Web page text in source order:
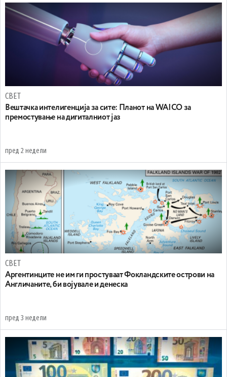
СВЕТ
Вештачка интелигенција за сите: Планот на WAICO за
премостување на дигиталниот јаз
пред 2 недели
СВЕТ
Аргентинците не им ги простуваат Фокландските острови на
Англичаните, би војувале и денеска
пред 3 недели